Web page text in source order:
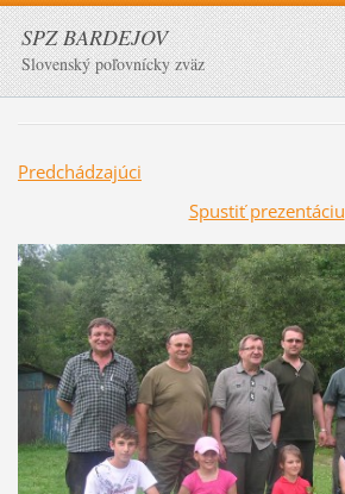
SPZ BARDEJOV
Slovenský poľovnícky zväz
Predchádzajúci
Spustiť prezentáciu